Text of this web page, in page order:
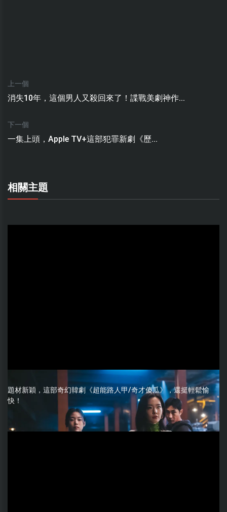
上一個
消失10年，這個男人又殺回來了！諜戰美劇神作...
下一個
一集上頭，Apple TV+這部犯罪新劇《歷...
相關主題
題材新穎，這部奇幻韓劇《超能路人甲/奇才傻瓜》，還挺輕鬆愉
快！